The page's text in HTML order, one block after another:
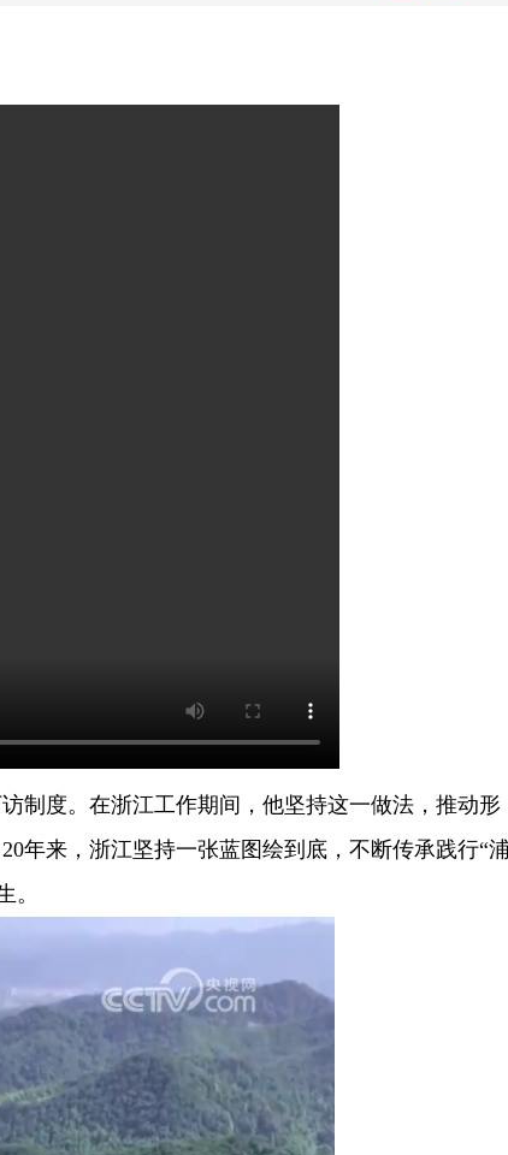
制度。在浙江工作期间，他坚持这一做法，推动形
年来，浙江坚持一张蓝图绘到底，不断传承践行“
。